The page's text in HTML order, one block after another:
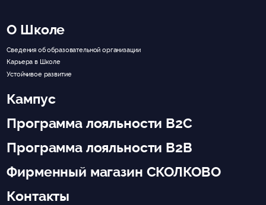
О Школе
Сведения об образовательной организации
Карьера в Школе
Устойчивое развитие
Кампус
Программа лояльности B2C
Программа лояльности B2B
Фирменный магазин СКОЛКОВО
Контакты